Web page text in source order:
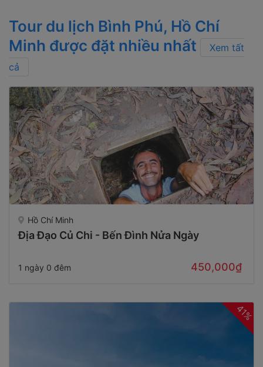
Tour du lịch Bình Phú, Hồ Chí
Minh được đặt nhiều nhất
Xem tất
cả
Hồ Chí Minh
Địa Đạo Củ Chi - Bến Đình Nửa Ngày
1 ngày 0 đêm 450,000₫
41%